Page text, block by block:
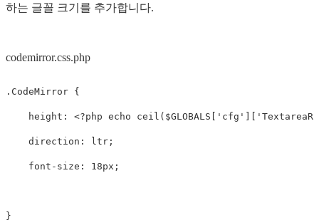
하는 글꼴 크기를 추가합니다.
codemirror.css.php
.CodeMirror {
    height:
<?php echo ceil ( $GLOBALS [ 'cfg' ][
    direction: ltr;
    font-size: 18px;